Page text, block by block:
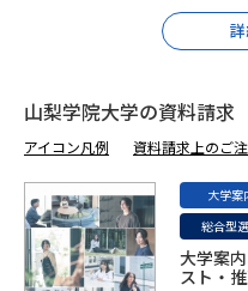
新増設大学・学部・学科特集
データサイエンス特集
デジタルパンフレット
山梨学院大学の資料請求
アイコン凡例 資料請求上のご
大学案
総合型
大学案
スト・